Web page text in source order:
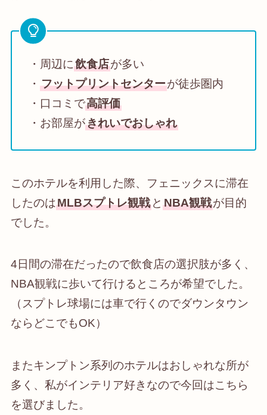
・周辺に飲食店が多い
・フットプリントセンターが徒歩圏内
・口コミで高評価
・お部屋がきれいでおしゃれ
このホテルを利用した際、フェニックスに滞在
したのはMLBスプトレ観戦と NBA観戦が目的
でした。
4日間の滞在だったので飲食店の選択肢が多く、
NBA観戦に歩いて行けるところが希望でした。
（スプトレ球場には車で行くのでダウンタウン
ならどこでもOK）
またキンプトン系列のホテルはおしゃれな所が
多く、私がインテリア好きなので今回はこちら
を選びました。